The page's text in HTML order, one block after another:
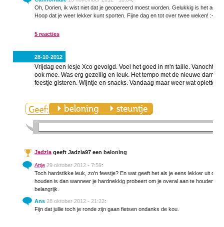
Oh, Dorien, ik wist niet dat je geopereerd moest worden. Gelukkig is het
Hoop dat je weer lekker kunt sporten. Fijne dag en tot over twee weken! :-)
5 reacties
28-10-2012
Vrijdag een lesje Xco gevolgd. Voel het goed in m'n taille.
ook mee. Was erg gezellig en leuk. Het tempo met de nieuwe
feestje gisteren. Wijntje en snacks. Vandaag maar weer wat opletten.
Jadziageeft Jadzia97 een beloning
Attje 29 oktober 2012 - 7:59:
Toch hardstikke leuk, zo'n feestje? En wat geeft het als je eens lekker uit de
houden is dan wanneer je hardnekkig probeert om je overal aan te houden.
belangrijk.
Ans 28 oktober 2012 - 21:22:
Fijn dat jullie toch je ronde zijn gaan fietsen ondanks de kou.